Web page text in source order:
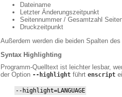
Dateiname
Letzter Änderungszeitpunkt
Seitennummer / Gesamtzahl
Druckzeitpunkt
Außerdem werden die beiden Spalten
Syntax Highlighting
Programm-Quelltext ist leichter lesbar,
der Option --highlight führt enscript
--highlight=LANGUAGE